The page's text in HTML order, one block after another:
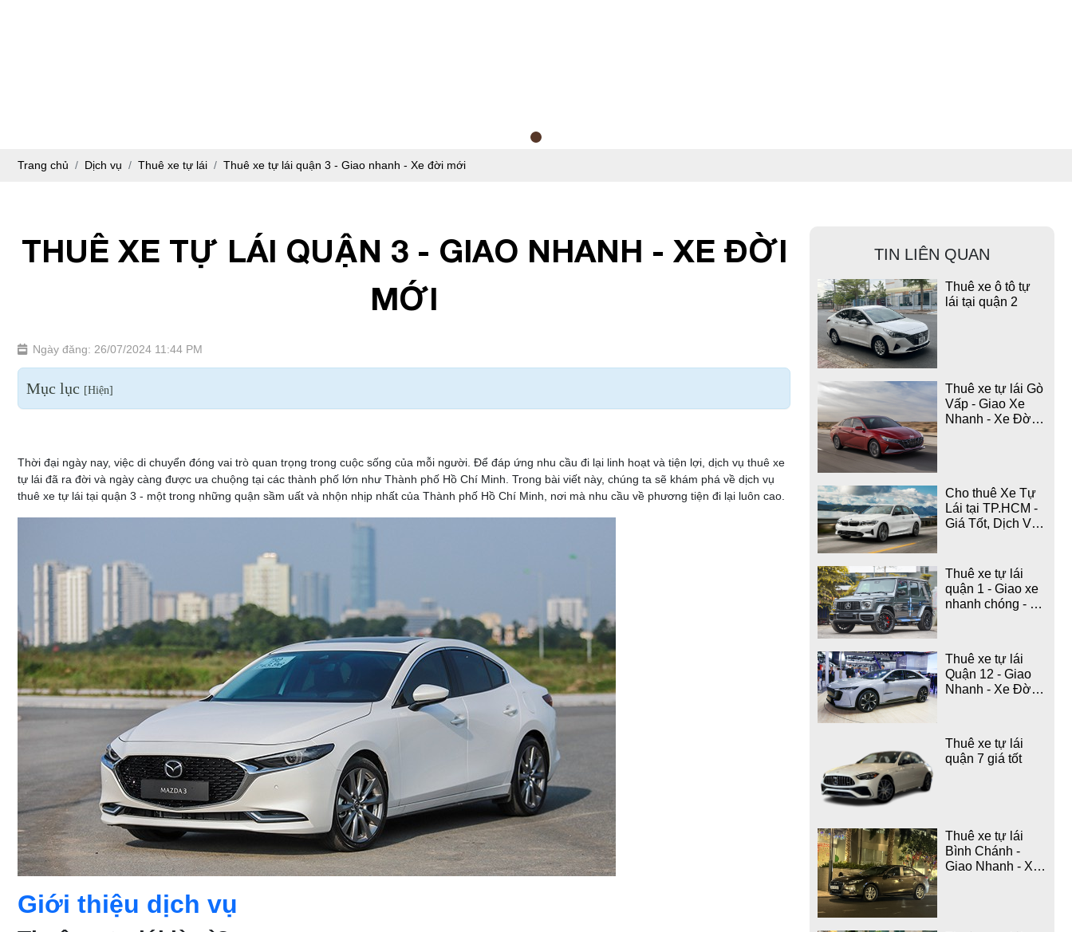
Trang chủ Dịch vụ Thuê xe tự lái Thuê xe tự lái quận 3 - Giao nhanh - Xe đời mới
THUÊ XE TỰ LÁI QUẬN 3 - GIAO NHANH - XE ĐỜI
MỚI
Ngày đăng: 26/07/2024 11:44 PM
Mục lục [Hiện]
Thời đại ngày nay, việc di chuyển đóng vai trò quan trọng trong cuộc sống của mỗi người. Để đáp ứng nhu cầu đi lại linh hoạt và tiện lợi, dịch vụ thuê xe
tự lái đã ra đời và ngày càng được ưa chuộng tại các thành phố lớn như Thành phố Hồ Chí Minh. Trong bài viết này, chúng ta sẽ khám phá về dịch vụ
thuê xe tự lái tại quận 3 - một trong những quận sầm uất và nhộn nhịp nhất của Thành phố Hồ Chí Minh, nơi mà nhu cầu về phương tiện đi lại luôn cao.
Giới thiệu dịch vụ
TIN LIÊN QUAN
Thuê xe ô tô tự
lái tại quận 2
Thuê xe tự lái Gò
Vấp - Giao Xe
Nhanh - Xe Đời
Cho thuê Xe Tự
Lái tại TP.HCM -
Giá Tốt, Dịch Vụ
Thuê xe tự lái
quận 1 - Giao xe
nhanh chóng - xe
Thuê xe tự lái
Quận 12 - Giao
Nhanh - Xe Đời
Thuê xe tự lái
quận 7 giá tốt
Thuê xe tự lái
Bình Chánh -
Giao Nhanh - Xe